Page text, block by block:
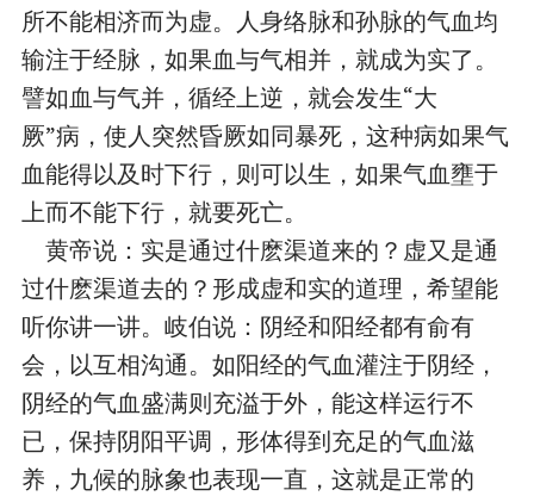
所不能相济而为虚。人身络脉和孙脉的气血均
输注于经脉，如果血与气相并，就成为实了。
譬如血与气并，循经上逆，就会发生“大
厥”病，使人突然昏厥如同暴死，这种病如果气
血能得以及时下行，则可以生，如果气血壅于
上而不能下行，就要死亡。
黄帝说：实是通过什麽渠道来的？虚又是通
过什麽渠道去的？形成虚和实的道理，希望能
听你讲一讲。岐伯说：阴经和阳经都有俞有
会，以互相沟通。如阳经的气血灌注于阴经，
阴经的气血盛满则充溢于外，能这样运行不
已，保持阴阳平调，形体得到充足的气血滋
养，九候的脉象也表现一直，这就是正常的